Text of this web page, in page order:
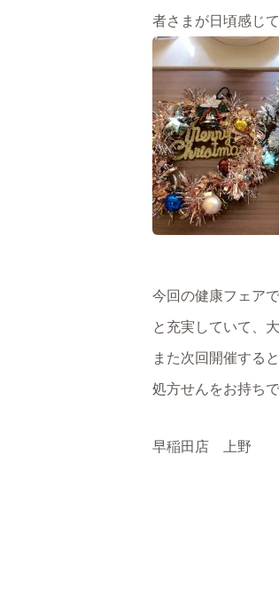
者さまが日頃感じ
今回の健康フェア
と充実していて、
また次回開催する
処方せんをお持ち
早稲田店 上野